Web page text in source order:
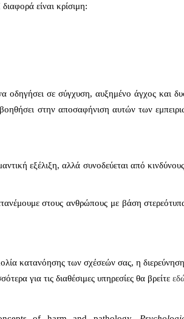
είναι κρίσιμη:
οδηγήσει σε σύγχυση, αυξημένο άγχος και
στην αποσαφήνιση αυτών των
εξέλιξη, αλλά συνοδεύεται από
στους ανθρώπους με βάση
κατανόησης των σχέσεών σας, η
για τις διαθέσιμες υπηρεσίες θα βρείτε